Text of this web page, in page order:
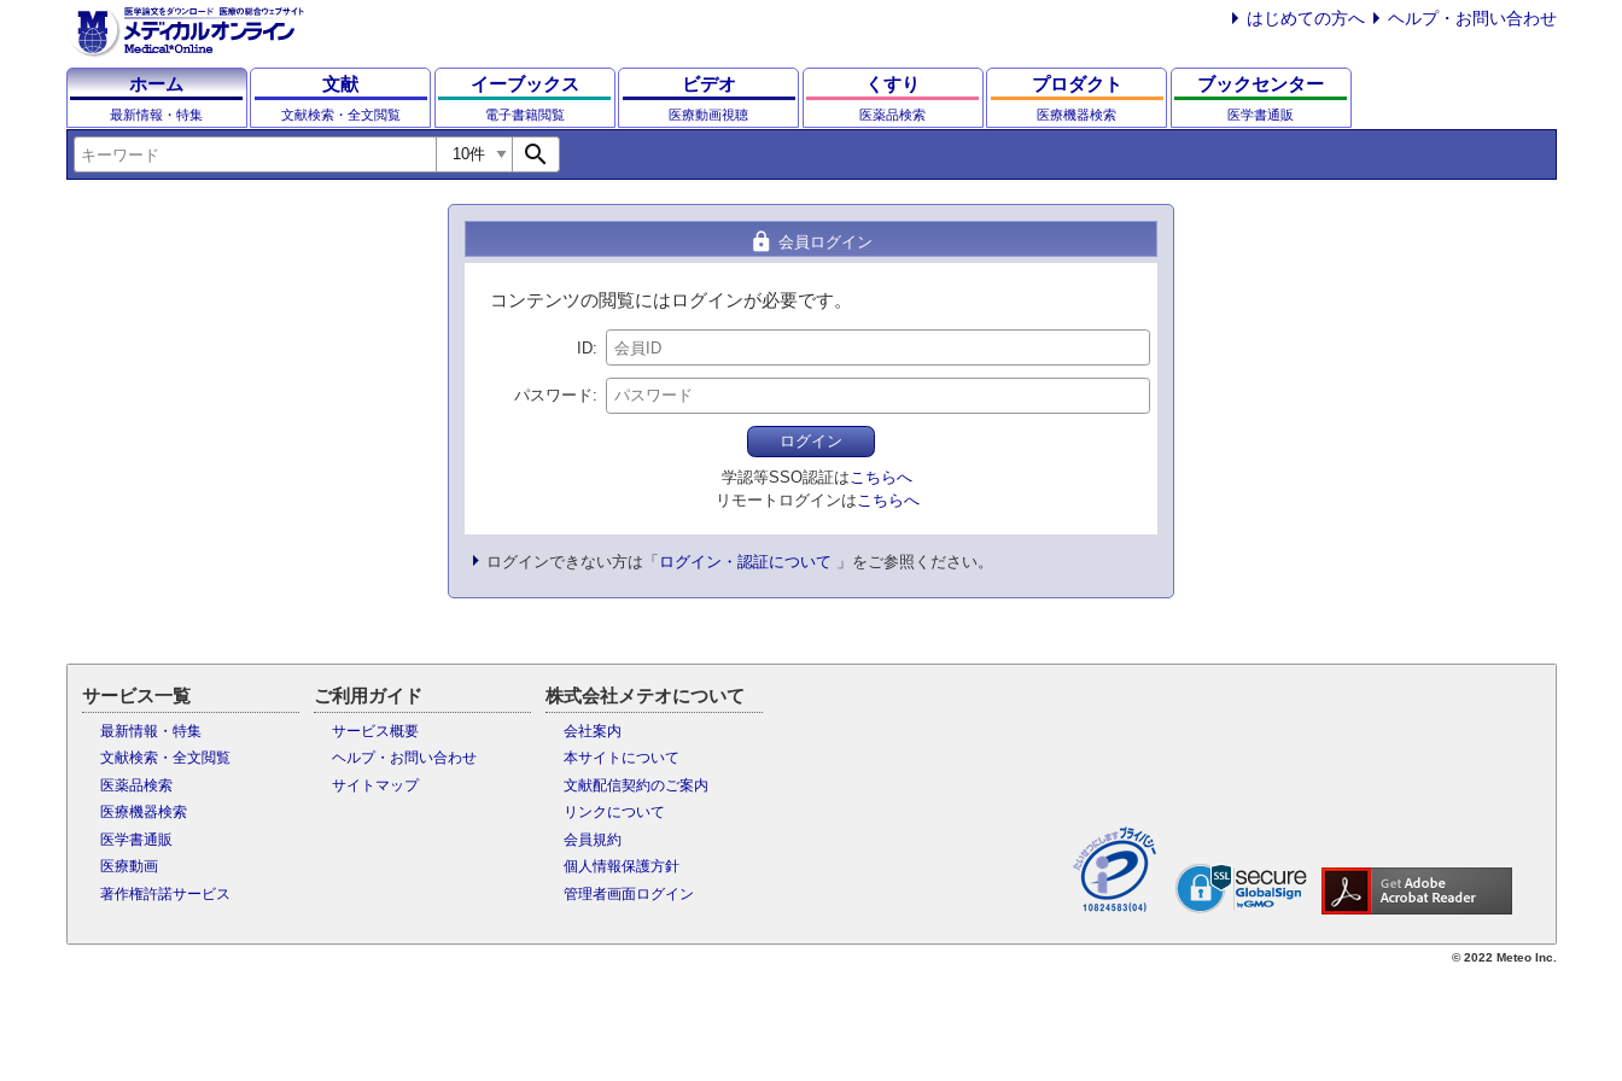
はじめての方へ ヘルプ・お問い合わせ
ホーム
最新情報・特集
文献
文献検索・全文閲覧
イーブックス
電子書籍閲覧
ビデオ
医療動画視聴
くすり
医薬品検索
プロダクト
医療機器検索
ブックセンター
医学書通販
search
lock 会員ログイン
コンテンツの閲覧にはログインが必要です。
ID
パスワード
ログイン
学認等SSO認証は こちらへ
リモートログインは こちらへ
ログインできない方は「 ログイン・認証について 」をご参照ください。
サービス一覧
最新情報・特集
文献検索・全文閲覧
医薬品検索
医療機器検索
医学書通販
医療動画
著作権許諾サービス
ご利用ガイド
サービス概要
ヘルプ・お問い合わせ
サイトマップ
株式会社メテオについて
会社案内
本サイトについて
文献配信契約のご案内
リンクについて
会員規約
個人情報保護方針
管理者画面ログイン
© 2022 Meteo Inc.